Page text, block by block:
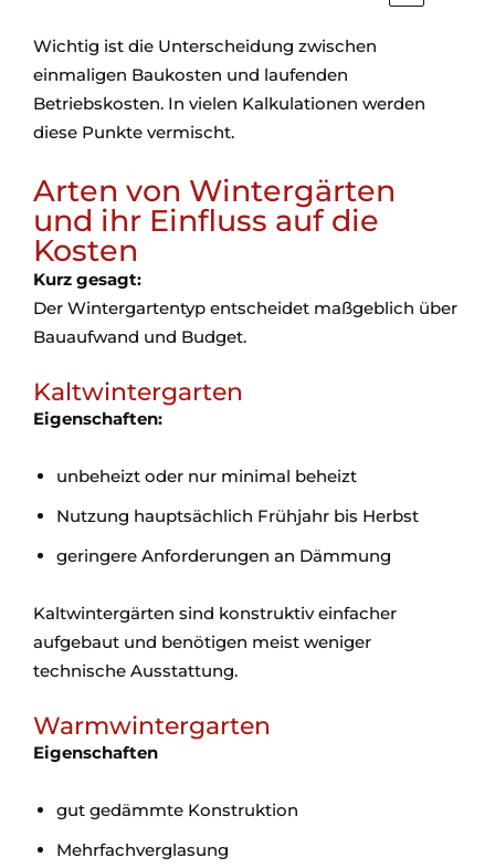
Wichtig ist die Unterscheidung zwischen
einmaligen Baukosten und laufenden
Betriebskosten. In vielen Kalkulationen werden
diese Punkte vermischt.
Arten von Wintergärten
und ihr Einfluss auf die
Kosten
Kurz gesagt:
Der Wintergartentyp entscheidet maßgeblich über
Bauaufwand und Budget.
Kaltwintergarten
Eigenschaften:
unbeheizt oder nur minimal beheizt
Nutzung hauptsächlich Frühjahr bis Herbst
geringere Anforderungen an Dämmung
Kaltwintergärten sind konstruktiv einfacher
aufgebaut und benötigen meist weniger
technische Ausstattung.
Warmwintergarten
Eigenschaften
gut gedämmte Konstruktion
Mehrfachverglasung